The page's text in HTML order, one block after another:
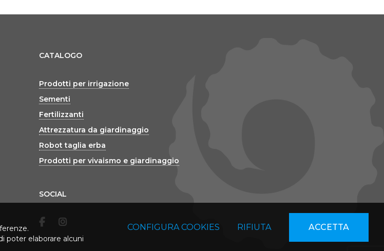
CATALOGO
Prodotti per irrigazione
Sementi
Fertilizzanti
Attrezzatura da giardinaggio
Robot taglia erba
Prodotti per vivaismo e giardinaggio
SOCIAL
poter elaborare alcuni
CONFIGURA COOKIES RIFIUTA ACCETTA